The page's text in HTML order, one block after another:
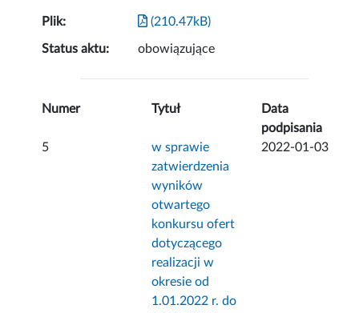
Plik: (210.47kB)
Status aktu: obowiązujące
Numer Tytuł
Data
podpisania
5
w sprawie
zatwierdzenia
wyników
otwartego
konkursu ofert
dotyczącego
realizacji w
okresie od
1.01.2022 r. do
2022-01-03